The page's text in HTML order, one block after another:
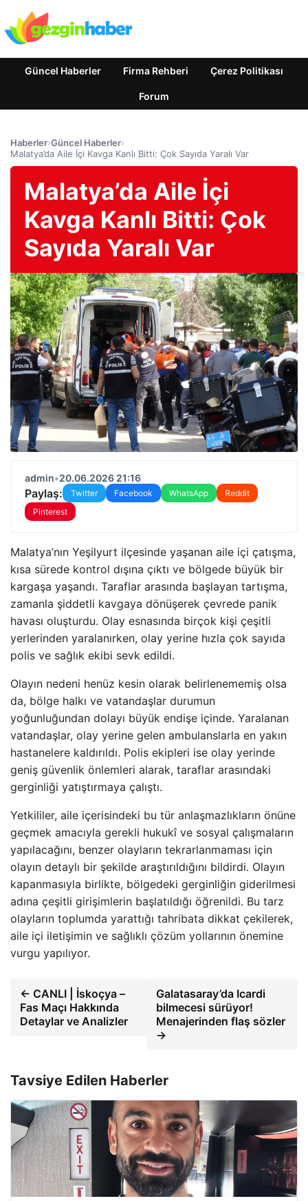
Güncel Haberler Firma Rehberi Çerez Politikası
Forum
Haberler›Güncel Haberler›
Malatya’da Aile İçi Kavga Kanlı Bitti: Çok Sayıda Yaralı Var
Malatya’da Aile İçi
Kavga Kanlı Bitti: Çok
Sayıda Yaralı Var
admin•20.06.2026 21:16
Paylaş: Twitter Facebook WhatsApp
Reddit
Pinterest
Malatya’nın Yeşilyurt ilçesinde yaşanan aile içi çatışma,
kısa sürede kontrol dışına çıktı ve bölgede büyük bir
kargaşa yaşandı. Taraflar arasında başlayan tartışma,
zamanla şiddetli kavgaya dönüşerek çevrede panik
havası oluşturdu. Olay esnasında birçok kişi çeşitli
yerlerinden yaralanırken, olay yerine hızla çok sayıda
polis ve sağlık ekibi sevk edildi.
Olayın nedeni henüz kesin olarak belirlenememiş olsa
da, bölge halkı ve vatandaşlar durumun
yoğunluğundan dolayı büyük endişe içinde. Yaralanan
vatandaşlar, olay yerine gelen ambulanslarla en yakın
hastanelere kaldırıldı. Polis ekipleri ise olay yerinde
geniş güvenlik önlemleri alarak, taraflar arasındaki
gerginliği yatıştırmaya çalıştı.
Yetkililer, aile içerisindeki bu tür anlaşmazlıkların önüne
geçmek amacıyla gerekli hukukî ve sosyal çalışmaların
yapılacağını, benzer olayların tekrarlanmaması için
olayın detaylı bir şekilde araştırıldığını bildirdi. Olayın
kapanmasıyla birlikte, bölgedeki gerginliğin giderilmesi
adına çeşitli girişimlerin başlatıldığı öğrenildi. Bu tarz
olayların toplumda yarattığı tahribata dikkat çekilerek,
aile içi iletişimin ve sağlıklı çözüm yollarının önemine
vurgu yapılıyor.
← CANLI | İskoçya –
Fas Maçı Hakkında
Detaylar ve Analizler
Galatasaray’da Icardi
bilmecesi sürüyor!
Menajerinden flaş sözler
→
Tavsiye Edilen Haberler